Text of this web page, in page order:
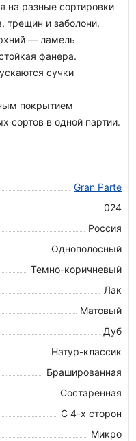
на разные сортировки
трещин и заболони.
— ламель
фанера.
сучки
покрытием
сортов в одной партии.
Gran Parte
024
Россия
Однополосный
Темно-коричневый
Лак
Матовый
Дуб
Натур-классик
Брашированная
Состаренная
С 4-х сторон
Микро